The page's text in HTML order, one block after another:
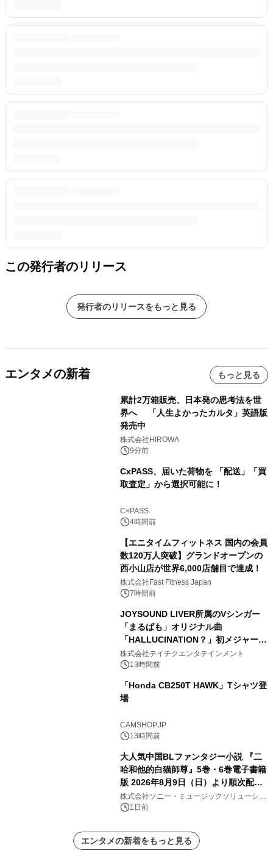
この発行者のリリース
発行者のリリースをもっと見る
エンタメの新着 もっと見る
累計2万箱販売、日本発の思考法を世
界へ 「人生よかったカルタ」英語版
発売中
株式会社HIROWA
9分前
CxPASS、届いた荷物を 「配送」「買
取査定」から選択可能に！
C×PASS
4時間前
【エニタイムフィットネス 国内の会員
数120万人突破】グランドオープンの
西小山店が世界6,000店舗目で達成！
株式会社Fast Fitness Japan
7時間前
JOYSOUND LIVER所属のVシンガー
「まるぱも」オリジナル曲
「HALLUCINATION？」初メジャー配
信リリース決定！
株式会社テイチクエンタテインメント
13時間前
「Honda CB250T HAWK」Tシャツ登
場
CAMSHOP.JP
13時間前
大人気中国BLファンタジー小説 『二
哈和他的白猫師尊』5巻・6巻電子書籍
版 2026年8月9日（日）より順次配信
開始
株式会社ソニー・ミュージックソリューショ
ンズ1日前
エンタメの新着をもっと見る